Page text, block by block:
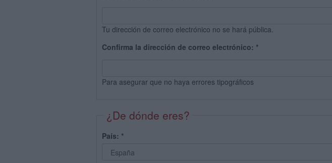
Tu dirección de correo electrónico no se hará pública.
Confirma la dirección de correo electrónico: *
Para asegurar que no haya errores tipográficos
¿De dónde eres?
País: *